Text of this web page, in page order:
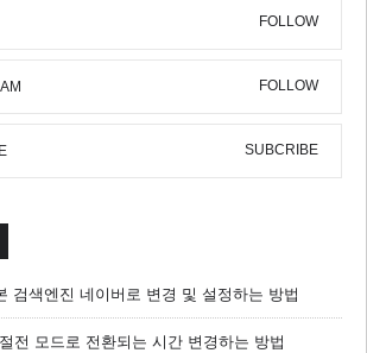
FOLLOW
FOLLOW
SUBCRIBE
검색엔진 네이버로 변경 및 설정하는 방법
전 모드로 전환되는 시간 변경하는 방법